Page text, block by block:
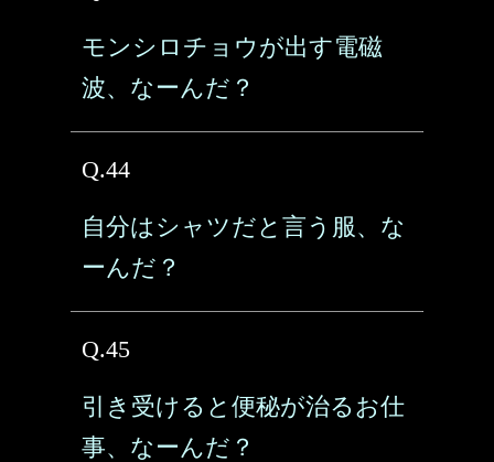
モンシロチョウが出す電磁
波、なーんだ？
Q.44
自分はシャツだと言う服、な
ーんだ？
Q.45
引き受けると便秘が治るお仕
事、なーんだ？